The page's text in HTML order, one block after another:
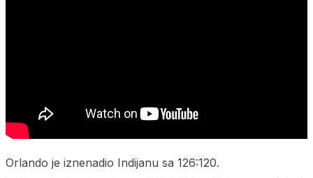
Orlando je iznenadio Indijanu sa 126:120.